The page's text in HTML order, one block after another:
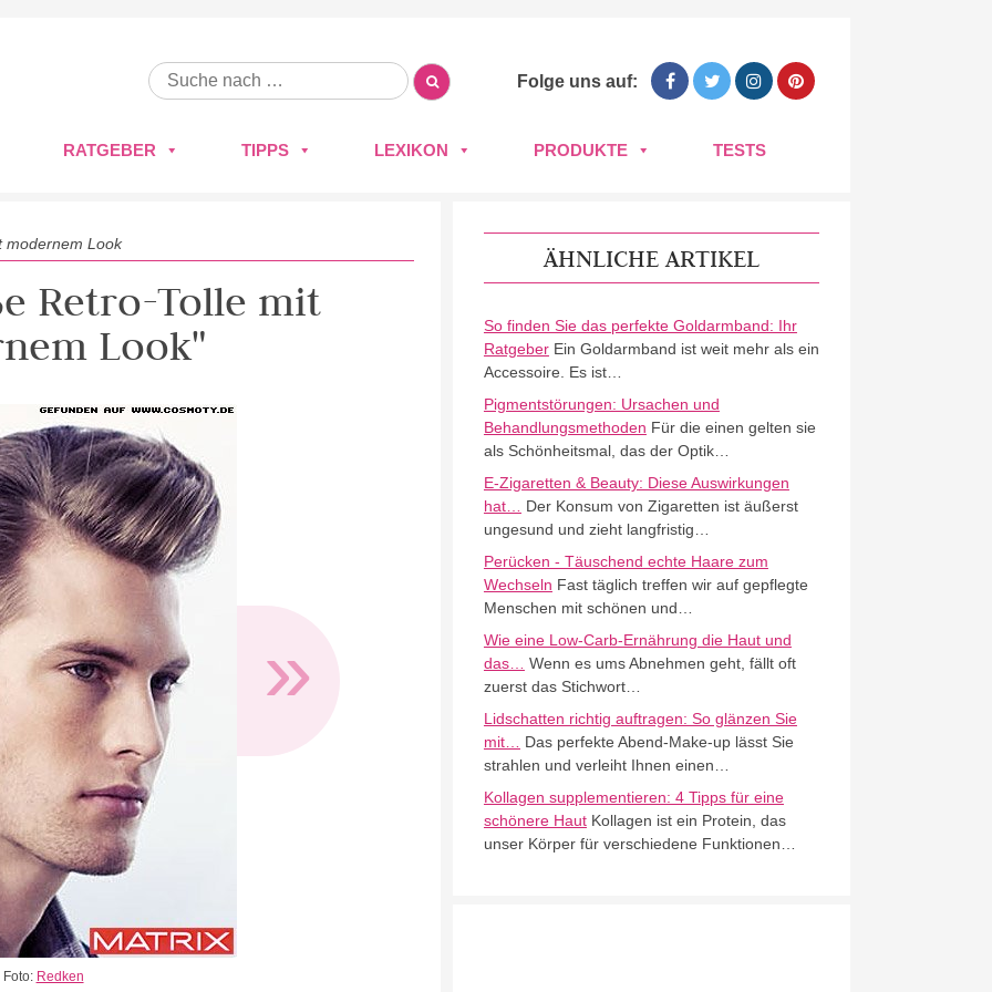
Folge uns auf:
RATGEBER TIPPS LEXIKON PRODUKTE TESTS
modernem Look
Retro-Tolle mit
Look"
»
Foto: Redken
ÄHNLICHE ARTIKEL
So finden Sie das perfekte Goldarmband: Ihr
RatgeberEin Goldarmband ist weit mehr als ein
Accessoire. Es ist…
Pigmentstörungen: Ursachen und
Behandlungsmethoden Für die einen gelten sie
als Schönheitsmal, das der Optik…
E-Zigaretten & Beauty: Diese Auswirkungen
hat…
Der Konsum von Zigaretten ist äußerst
ungesund und zieht langfristig…
Perücken - Täuschend echte Haare zum
Wechseln Fast täglich treffen wir auf gepflegte
Menschen mit schönen und…
Wie eine Low-Carb-Ernährung die Haut und
das…
Wenn es ums Abnehmen geht, fällt oft
zuerst das Stichwort…
Lidschatten richtig auftragen: So glänzen Sie
mit…
Das perfekte Abend-Make-up lässt Sie
strahlen und verleiht Ihnen einen…
Kollagen supplementieren: 4 Tipps für eine
schönere HautKollagen ist ein Protein, das
unser Körper für verschiedene Funktionen…